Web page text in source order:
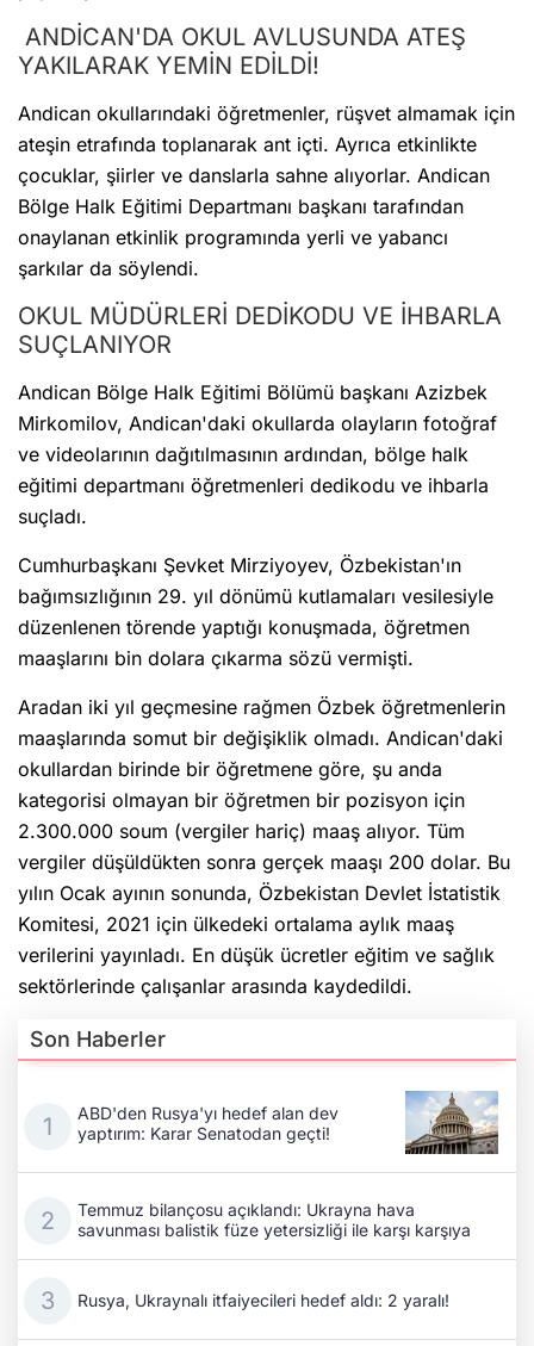
ANDİCAN'DA OKUL AVLUSUNDA ATEŞ
YAKILARAK YEMİN EDİLDİ!
Andican okullarındaki öğretmenler, rüşvet almamak için
ateşin etrafında toplanarak ant içti. Ayrıca etkinlikte
çocuklar, şiirler ve danslarla sahne alıyorlar. Andican
Bölge Halk Eğitimi Departmanı başkanı tarafından
onaylanan etkinlik programında yerli ve yabancı
şarkılar da söylendi.
OKUL MÜDÜRLERİ DEDİKODU VE İHBARLA
SUÇLANIYOR
Andican Bölge Halk Eğitimi Bölümü başkanı Azizbek
Mirkomilov, Andican'daki okullarda olayların fotoğraf
ve videolarının dağıtılmasının ardından, bölge halk
eğitimi departmanı öğretmenleri dedikodu ve ihbarla
suçladı.
Cumhurbaşkanı Şevket Mirziyoyev, Özbekistan'ın
bağımsızlığının 29. yıl dönümü kutlamaları vesilesiyle
düzenlenen törende yaptığı konuşmada, öğretmen
maaşlarını bin dolara çıkarma sözü vermişti.
Aradan iki yıl geçmesine rağmen Özbek öğretmenlerin
maaşlarında somut bir değişiklik olmadı. Andican'daki
okullardan birinde bir öğretmene göre, şu anda
kategorisi olmayan bir öğretmen bir pozisyon için
2.300.000 soum (vergiler hariç) maaş alıyor. Tüm
vergiler düşüldükten sonra gerçek maaşı 200 dolar. Bu
yılın Ocak ayının sonunda, Özbekistan Devlet İstatistik
Komitesi, 2021 için ülkedeki ortalama aylık maaş
verilerini yayınladı. En düşük ücretler eğitim ve sağlık
sektörlerinde çalışanlar arasında kaydedildi.
Son Haberler
ABD'den Rusya'yı hedef alan dev
yaptırım: Karar Senatodan geçti!
Temmuz bilançosu açıklandı: Ukrayna hava
savunması balistik füze yetersizliği ile karşı karşıya
Rusya, Ukraynalı itfaiyecileri hedef aldı: 2 yaralı!